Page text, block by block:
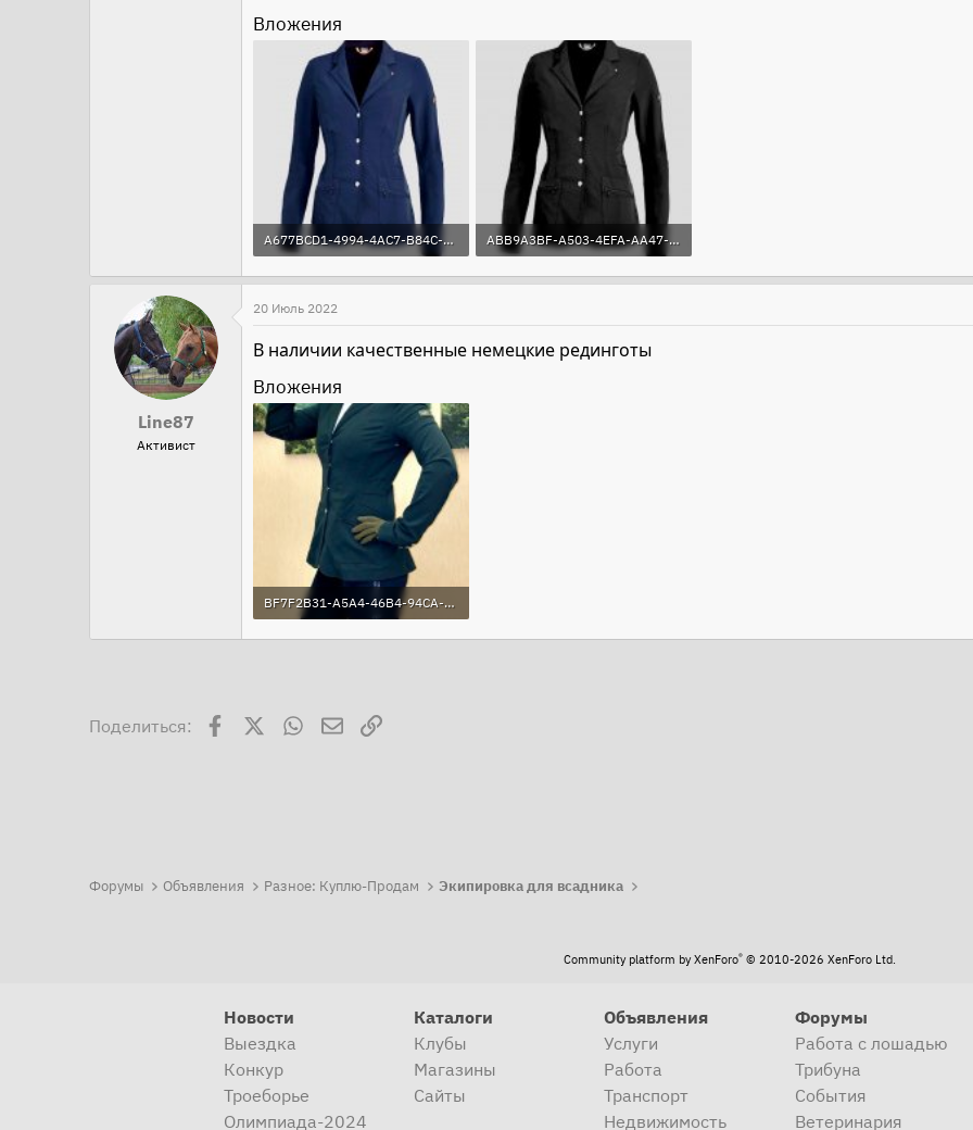
Вложения
A677BCD1-4994-4AC7-B84C-6E4B90E0304A.jpeg
ABB9A3BF-A503-4EFA-AA47-8C18D75987BD.jpeg
Line87
Активист
20 Июль 2022
В наличии качественные немецкие рединготы
Вложения
BF7F2B31-A5A4-46B4-94CA-817EFBD79E2C.jpeg
Поделиться: FacebookWhatsAppЭлектронная почта
Ссылка
Форумы Объявления Разное: Куплю-Продам Экипировка для всадника
Community platform by XenForo® © 2010-2026 XenForo Ltd.
Новости
Выездка
Конкур
Троеборье
Олимпиада-2024
Каталоги
Клубы
Магазины
Сайты
Объявления
Услуги
Работа
Транспорт
Недвижимость
Форумы
Работа с лошадью
Трибуна
События
Ветеринария